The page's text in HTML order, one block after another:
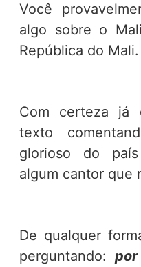
Você
algo sobre o
República do Mali.
Com certeza já
texto
glorioso do
algum cantor que
De qualquer
perguntando: